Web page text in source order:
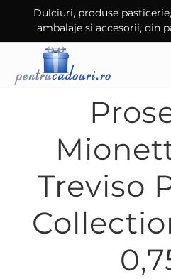
Dulciuri, produse
ambalaje si accesorii, din
Treviso